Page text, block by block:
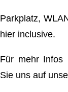
Parkplatz,
hier inclusive.
Für mehr Infos
Sie uns auf